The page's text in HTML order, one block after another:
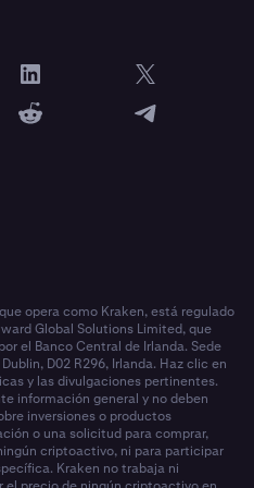
opera como Kraken, está regulado
Global Solutions Limited, que
el Banco Central de Irlanda. Sede
D02 R296, Irlanda. Haz clic en
y las divulgaciones pertinentes.
información general y no deben
inversiones o productos
o una solicitud para comprar,
criptoactivo, ni para participar
Kraken no trabaja ni